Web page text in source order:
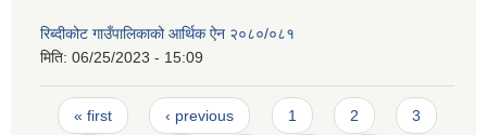
रिब्दीकोट गाउँपालिकाको आर्थिक ऐन २०८०/०८१
मिति: 06/25/2023 - 15:09
Pages
« first ‹ previous 1 2 3